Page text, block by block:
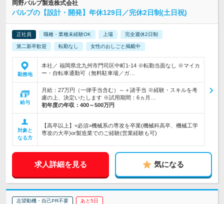
岡野バルブ製造株式会社
バルブの【設計・開発】年休129日／完休2日制(土日祝)
正社員 職種・業種未経験OK 上場 完全週休2日制
第二新卒歓迎 転勤なし 女性のおしごと掲載中
勤務地
本社／ 福岡県北九州市門司区中町1-14 ※転勤当面なし ※マイカ
ー・自転車通勤可（無料駐車場／ガ…
給与
月給：27万円（一律手当含む）～＋諸手当 ※経験・スキルを考
慮の上、決定いたします ※試用期間：6ヵ月…
初年度の年収： 400～500万円
対象と
なる方
【高卒以上】<必須>機械系の専攻を卒業(機械科高卒、機械工学
専攻の大卒)or製造業でのご経験(営業経験も可)
求人詳細を見る 気になる
志望動機・自己PR不要 あと5日